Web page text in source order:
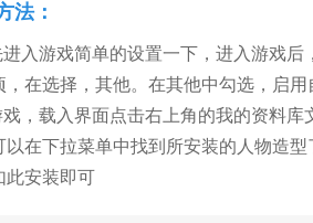
法：
入游戏简单的设置一下，进入游戏后
，在选择，其他。在其他中勾选，启
，载入界面点击右上角的我的资料库
以在下拉菜单中找到所安装的人物造
此安装即可